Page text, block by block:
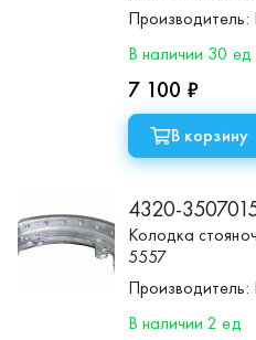
Производитель:
В наличии 30 ед
7 100 ₽
В корзину
4320-
Колодка
5557
Производитель:
В наличии 2 ед